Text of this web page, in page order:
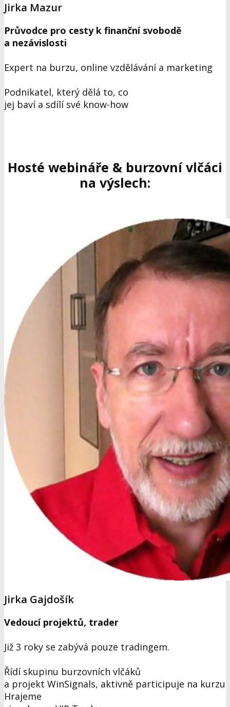
Jirka Mazur
Průvodce pro cesty k finanční svobodě
a nezávislosti
Expert na burzu, online vzdělávání a marketing
Podnikatel, který dělá to, co
jej baví a sdílí své know-how
Hosté webináře & burzovní vlčáci
na výslech:
Jirka Gajdošík
Vedoucí projektů, trader
Již 3 roky se zabývá pouze tradingem.
Řídí skupinu burzovních vlčáků
a projekt WinSignals, aktivně participuje na kurzu
Hrajeme